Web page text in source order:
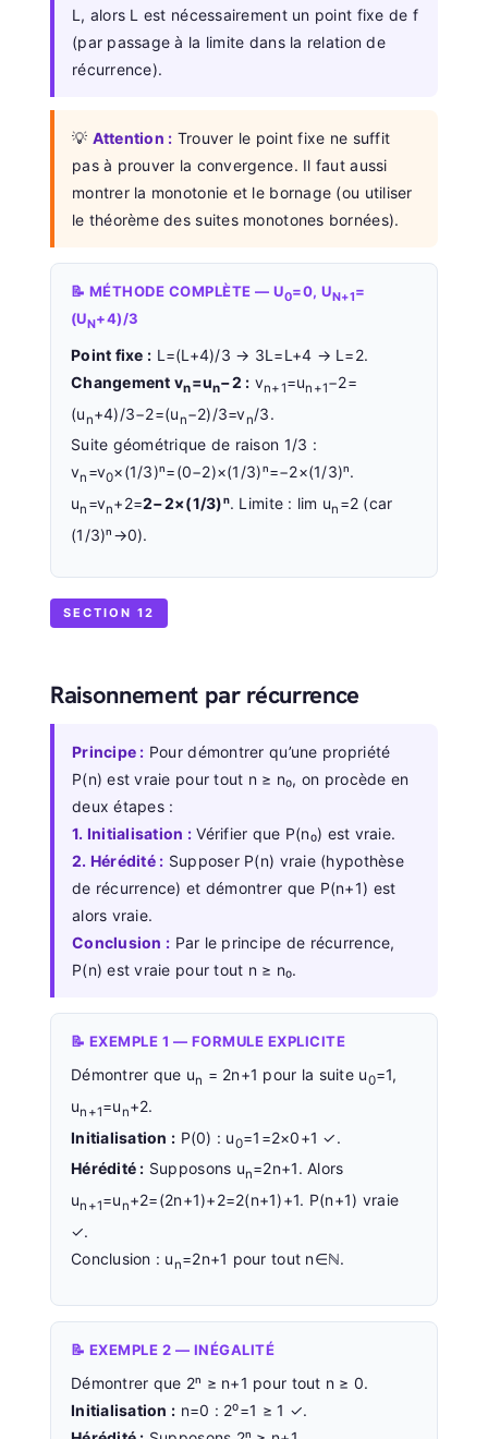
L, alors L est nécessairement un point fixe de f
(par passage à la limite dans la relation de
récurrence).
💡 Attention : Trouver le point fixe ne suffit
pas à prouver la convergence. Il faut aussi
montrer la monotonie et le bornage (ou utiliser
le théorème des suites monotones bornées).
📝 MÉTHODE COMPLÈTE — U0=0, UN+1=
(UN+4)/3
Point fixe : L=(L+4)/3 → 3L=L+4 → L=2.
Changement vn=un−2 : vn+1=un+1−2=
(un+4)/3−2=(un−2)/3=vn/3.
Suite géométrique de raison 1/3 :
vn =v0×(1/3)ⁿ=(0−2)×(1/3)ⁿ=−2×(1/3)ⁿ.
un =vn+2=2−2×(1/3)ⁿ. Limite : lim un =2 (car
(1/3)ⁿ→0).
SECTION 12
Raisonnement par récurrence
Principe : Pour démontrer qu’une propriété
P(n) est vraie pour tout n ≥ n₀, on procède en
deux étapes :
1. Initialisation : Vérifier que P(n₀) est vraie.
2. Hérédité : Supposer P(n) vraie (hypothèse
de récurrence) et démontrer que P(n+1) est
alors vraie.
Conclusion : Par le principe de récurrence,
P(n) est vraie pour tout n ≥ n₀.
📝 EXEMPLE 1 — FORMULE EXPLICITE
Démontrer que un = 2n+1 pour la suite u0=1,
un+1=un+2.
Initialisation : P(0) : u0=1=2×0+1 ✓.
Hérédité : Supposons un=2n+1. Alors
un+1=un+2=(2n+1)+2=2(n+1)+1. P(n+1) vraie
✓.
Conclusion : un=2n+1 pour tout n∈ℕ.
📝 EXEMPLE 2 — INÉGALITÉ
Démontrer que 2ⁿ ≥ n+1 pour tout n ≥ 0.
Initialisation : n=0 : 2⁰=1 ≥ 1 ✓.